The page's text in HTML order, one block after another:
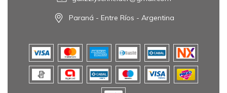
Paraná - Entre Ríos - Argentina